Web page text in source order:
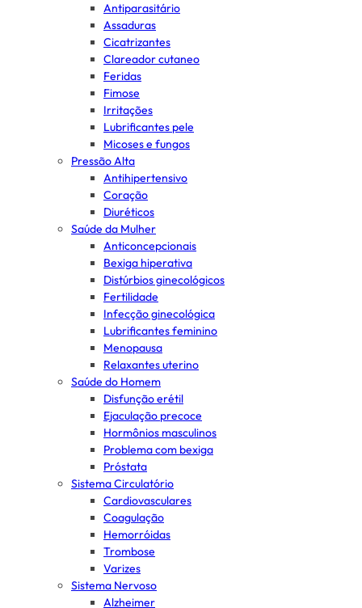
Antiparasitário
Assaduras
Cicatrizantes
Clareador cutaneo
Feridas
Fimose
Irritações
Lubrificantes pele
Micoses e fungos
Pressão Alta
Antihipertensivo
Coração
Diuréticos
Saúde da Mulher
Anticoncepcionais
Bexiga hiperativa
Distúrbios ginecológicos
Fertilidade
Infecção ginecológica
Lubrificantes feminino
Menopausa
Relaxantes uterino
Saúde do Homem
Disfunção erétil
Ejaculação precoce
Hormônios masculinos
Problema com bexiga
Próstata
Sistema Circulatório
Cardiovasculares
Coagulação
Hemorróidas
Trombose
Varizes
Sistema Nervoso
Alzheimer